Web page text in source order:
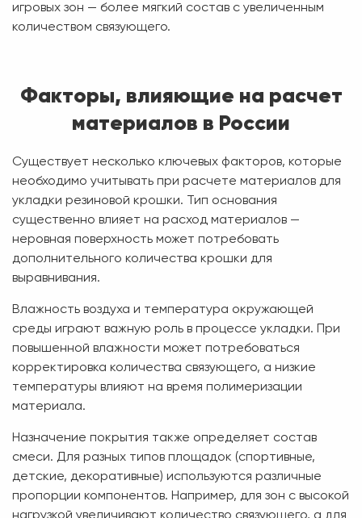
игровых зон — более мягкий состав с увеличенным
количеством связующего.
Факторы, влияющие на расчет
материалов в России
Существует несколько ключевых факторов, которые
необходимо учитывать при расчете материалов для
укладки резиновой крошки. Тип основания
существенно влияет на расход материалов —
неровная поверхность может потребовать
дополнительного количества крошки для
выравнивания.
Влажность воздуха и температура окружающей
среды играют важную роль в процессе укладки. При
повышенной влажности может потребоваться
корректировка количества связующего, а низкие
температуры влияют на время полимеризации
материала.
Назначение покрытия также определяет состав
смеси. Для разных типов площадок (спортивные,
детские, декоративные) используются различные
пропорции компонентов. Например, для зон с высокой
нагрузкой увеличивают количество связующего, а для